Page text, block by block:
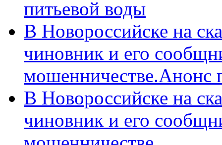
питьевой воды
В Новороссийске на
чиновник и его
мошенничестве.Анонс
В Новороссийске на
чиновник и его